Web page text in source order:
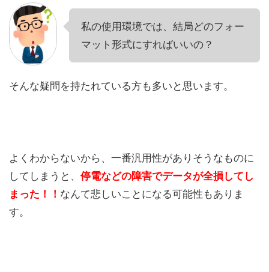
私の使用環境では、結局どのフォー
マット形式にすればいいの？
そんな疑問を持たれている方も多いと思います。
よくわからないから、一番汎用性がありそうなものに
してしまうと、 停電などの障害でデータが全損してし
まった！！ なんて悲しいことになる可能性もありま
す。